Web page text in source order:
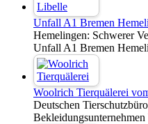
Unfall A1 Bremen
Hemelingen: Schwerer
Unfall A1 Bremen
Woolrich Tierquälerei
Deutschen